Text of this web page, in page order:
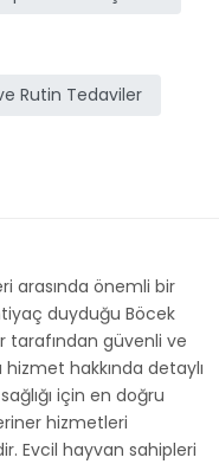
Rutin Tedaviler
arasında önemli bir
duyduğu Böcek
güvenli ve
hakkında detaylı
için en doğru
hizmetleri
Evcil hayvan sahipleri